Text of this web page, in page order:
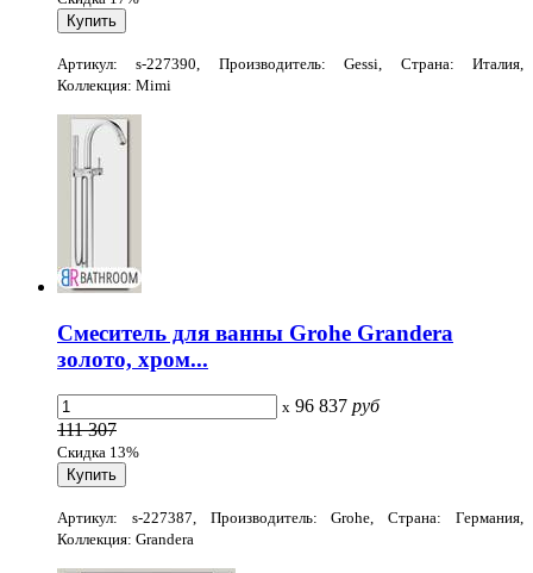
Артикул: s-227390, Производитель: Gessi, Страна: Италия,
Коллекция: Mimi
Смеситель для ванны Grohe Grandera
золото, хром...
x 96 837 руб
111 307
Скидка 13%
Артикул: s-227387, Производитель: Grohe, Страна: Германия,
Коллекция: Grandera